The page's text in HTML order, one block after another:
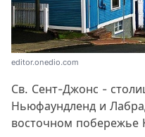
editor.onedio.com
Св. Сент-Джонс -
Ньюфаундленд и
восточном побережье